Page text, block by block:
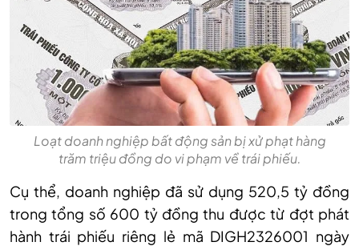
Loạt doanh nghiệp bất động sản bị xử phạt hàng
trăm triệu đồng do vi phạm về trái phiếu.
Cụ thể, doanh nghiệp đã sử dụng 520,5 tỷ đồng
trong tổng số 600 tỷ đồng thu được từ đợt phát
hành trái phiếu riêng lẻ mã DIGH2326001 ngày